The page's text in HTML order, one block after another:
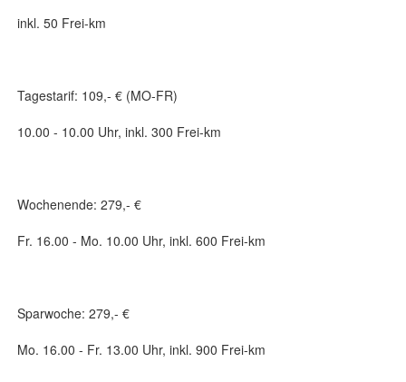
inkl. 50 Frei-km
Tagestarif: 109,- € (MO-FR)
10.00 - 10.00 Uhr, inkl. 300 Frei-km
Wochenende: 279,- €
Fr. 16.00 - Mo. 10.00 Uhr, inkl. 600 Frei-km
Sparwoche: 279,- €
Mo. 16.00 - Fr. 13.00 Uhr, inkl. 900 Frei-km